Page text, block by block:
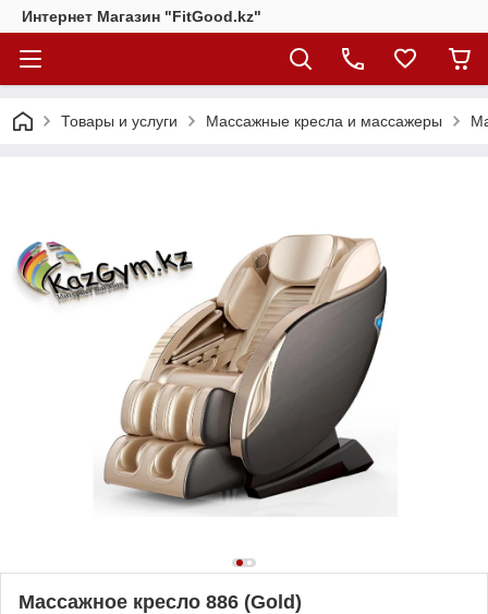
Интернет Магазин "FitGood.kz"
Товары и услуги Массажные кресла и массажеры
Массажное кресло 886 (Gold)